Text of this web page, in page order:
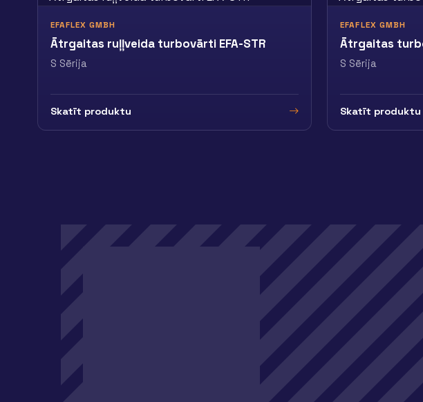
EFAFLEX GMBH
Ātrgaitas ruļļveida turbovārti EFA-STR
S Sērija
Skatīt produktu
EFAFLEX GMBH
Ātrgaitas
S Sērija
Skatīt produktu